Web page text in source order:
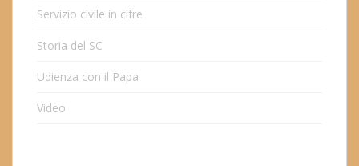
Servizio civile in cifre
Storia del SC
Udienza con il Papa
Video